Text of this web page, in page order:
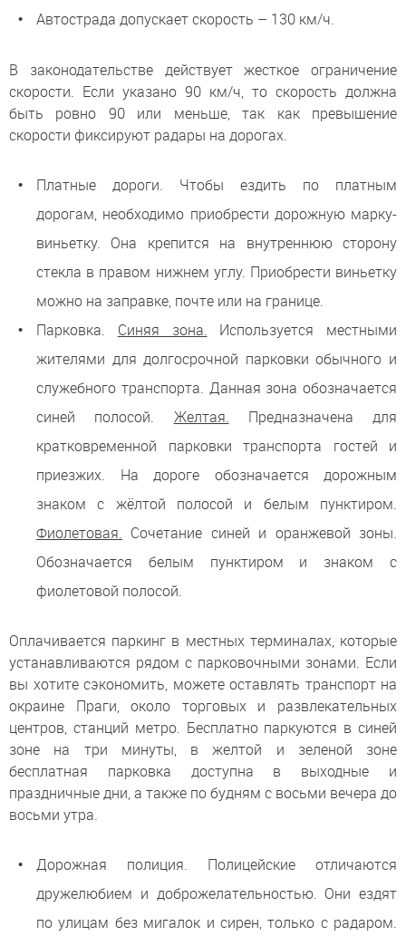
Автострада допускает скорость – 130 км/ч.
В законодательстве действует жесткое ограничение
скорости. Если указано 90 км/ч, то скорость должна
быть ровно 90 или меньше, так как превышение
скорости фиксируют радары на дорогах.
Платные дороги. Чтобы ездить по платным
дорогам, необходимо приобрести дорожную марку-
виньетку. Она крепится на внутреннюю сторону
стекла в правом нижнем углу. Приобрести виньетку
можно на заправке, почте или на границе.
Парковка. Синяя зона. Используется местными
жителями для долгосрочной парковки обычного и
служебного транспорта. Данная зона обозначается
синей полосой. Желтая. Предназначена для
кратковременной парковки транспорта гостей и
приезжих. На дороге обозначается дорожным
знаком с жёлтой полосой и белым пунктиром.
Фиолетовая. Сочетание синей и оранжевой зоны.
Обозначается белым пунктиром и знаком с
фиолетовой полосой.
Оплачивается паркинг в местных терминалах, которые
устанавливаются рядом с парковочными зонами. Если
вы хотите сэкономить, можете оставлять транспорт на
окраине Праги, около торговых и развлекательных
центров, станций метро. Бесплатно паркуются в синей
зоне на три минуты, в желтой и зеленой зоне
бесплатная парковка доступна в выходные и
праздничные дни, а также по будням с восьми вечера до
восьми утра.
Дорожная полиция. Полицейские отличаются
дружелюбием и доброжелательностью. Они ездят
по улицам без мигалок и сирен, только с радаром.